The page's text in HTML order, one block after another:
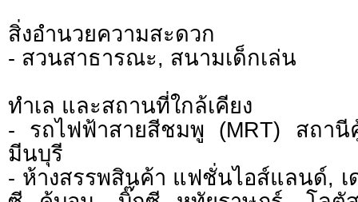
สิ่งอำนวยความสะดวก
- สวนสาธารณะ, สนามเด็กเล่น
ทำเล และสถานที่ใกล้เคียง
- รถไฟฟ้าสายสีชมพู (MRT) สถา
มีนบุรี
- ห้างสรรพสินค้า แฟชั่นไอส์แลนด์,